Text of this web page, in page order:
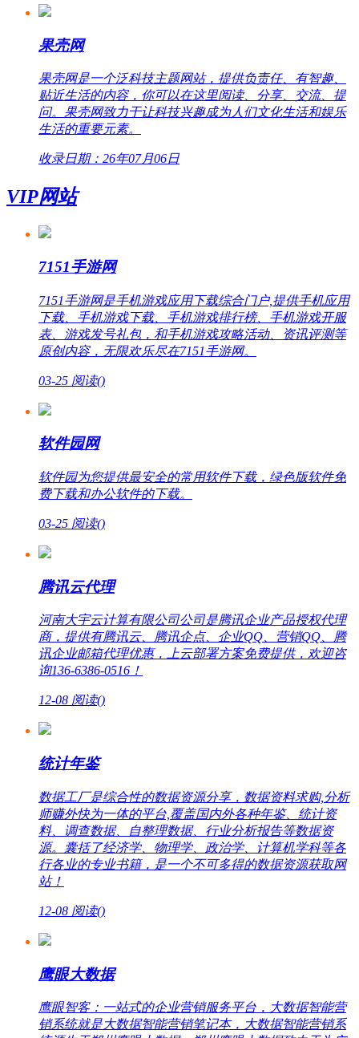
果壳网
果壳网是一个泛科技主题网站，提供负责任、有智趣、
贴近生活的内容，你可以在这里阅读、分享、交流、提
问。果壳网致力于让科技兴趣成为人们文化生活和娱乐
生活的重要元素。
收录日期：26年07月06日
VIP网站
7151手游网
7151手游网是手机游戏应用下载综合门户,提供手机应用
下载、手机游戏下载、手机游戏排行榜、手机游戏开服
表、游戏发号礼包，和手机游戏攻略活动、资讯评测等
原创内容，无限欢乐尽在7151手游网。
03-25 阅读()
软件园网
软件园为您提供最安全的常用软件下载，绿色版软件免
费下载和办公软件的下载。
03-25 阅读()
腾讯云代理
河南大宇云计算有限公司公司是腾讯企业产品授权代理
商，提供有腾讯云、腾讯企点、企业QQ、营销QQ、腾
讯企业邮箱代理优惠，上云部署方案免费提供，欢迎咨
询136-6386-0516！
12-08 阅读()
统计年鉴
数据工厂是综合性的数据资源分享，数据资料求购,分析
师赚外快为一体的平台,覆盖国内外各种年鉴、统计资
料、调查数据、自整理数据、行业分析报告等数据资
源。囊括了经济学、物理学、政治学、计算机学科等各
行各业的专业书籍，是一个不可多得的数据资源获取网
站！
12-08 阅读()
鹰眼大数据
鹰眼智客：一站式的企业营销服务平台，大数据智能营
销系统就是大数据智能营销笔记本，大数据智能营销系